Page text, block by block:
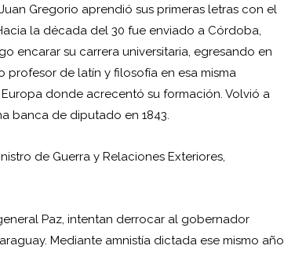
Gregorio aprendió sus primeras letras con el
la década del 30 fue enviado a Córdoba,
encarar su carrera universitaria, egresando en
profesor de latín y filosofía en esa misma
donde acrecentó su formación. Volvió a
banca de diputado en 1843.
de Guerra y Relaciones Exteriores,
Paz, intentan derrocar al gobernador
Mediante amnistía dictada ese mismo año